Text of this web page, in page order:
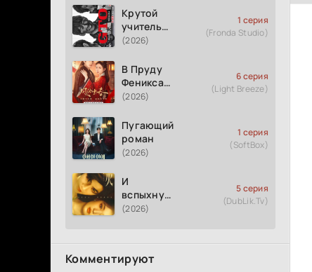
Крутой
учитель
Онидзука
(2026)
(2026)
1 серия
(Fronda Studio)
В Пруду
Феникса
рождается
(2026)
6 серия
(Light Breeze)
Пугающий
роман
(2026)
1 серия
(SoftBox)
И
вспыхнуло
пламя
(2026)
5 серия
(DubLik.Tv)
Комментируют